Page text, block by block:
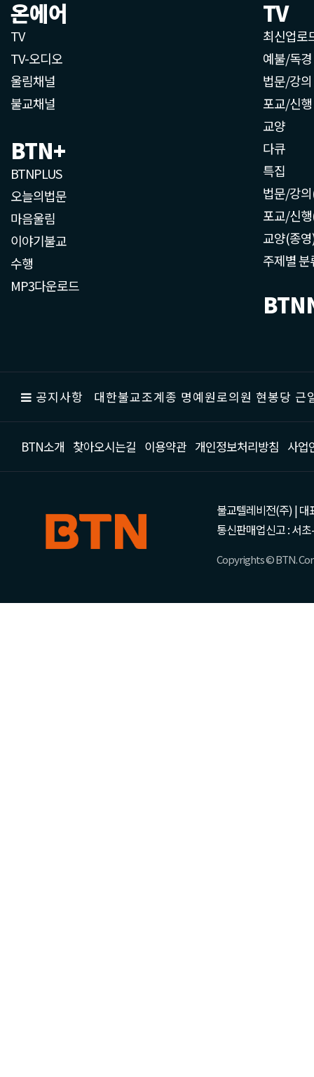
온에어
TV
TV-오디오
울림채널
불교채널
BTN+
BTNPLUS
오늘의법문
마음울림
이야기불교
수행
MP3다운로드
TV
최신업로
예불/독경
법문/강의
포교/신행
교양
다큐
특집
법문/강
포교/신
교양(종
주제별 분
공지사항 대한불교조계종 명예원로의원 현봉당
BTN소개 찾아오시는길 이용약관 개인정보처리방침 사업
불교텔레비전(주) | 대
통신판매업신고 : 서
Copyrights © BTN.